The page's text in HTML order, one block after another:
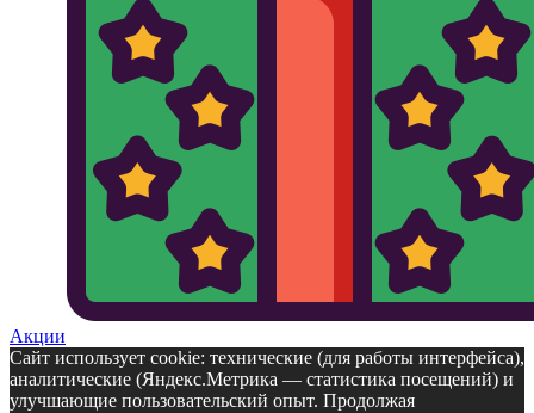
Акции
Сайт использует cookie: технические (для работы интерфейса),
аналитические (Яндекс.Метрика — статистика посещений) и
улучшающие пользовательский опыт. Продолжая